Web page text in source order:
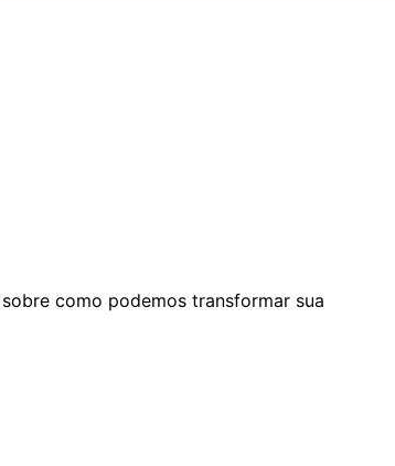
como podemos transformar sua